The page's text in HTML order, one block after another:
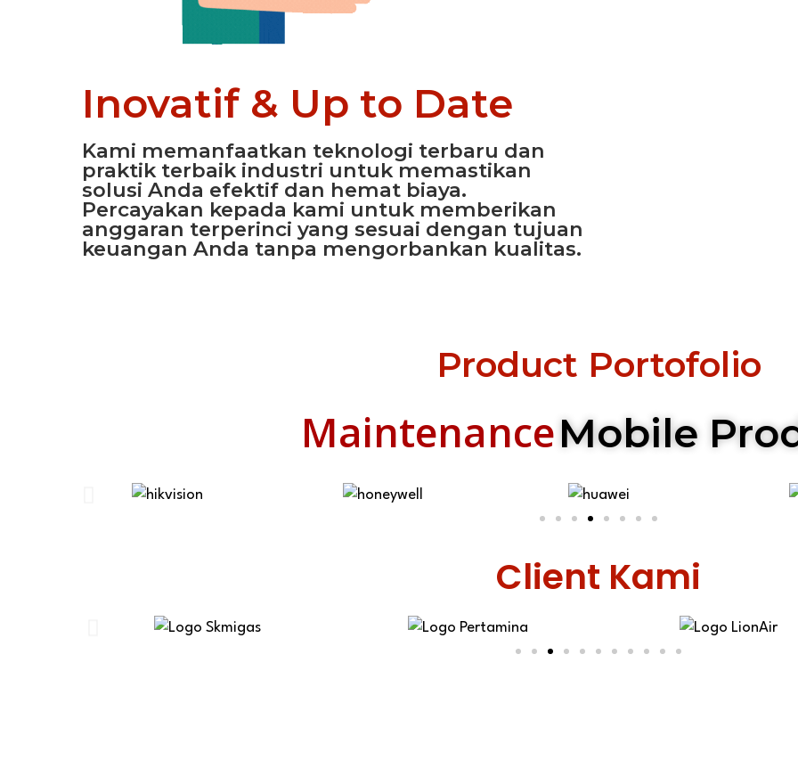
Inovatif & Up to Date
Kami memanfaatkan teknologi terbaru dan
praktik terbaik industri untuk memastikan
solusi Anda efektif dan hemat biaya.
Percayakan kepada kami untuk memberikan
anggaran terperinci yang sesuai dengan tujuan
keuangan Anda tanpa mengorbankan kualitas.
Product Portofolio
MaintenanceMobile
Client Kami